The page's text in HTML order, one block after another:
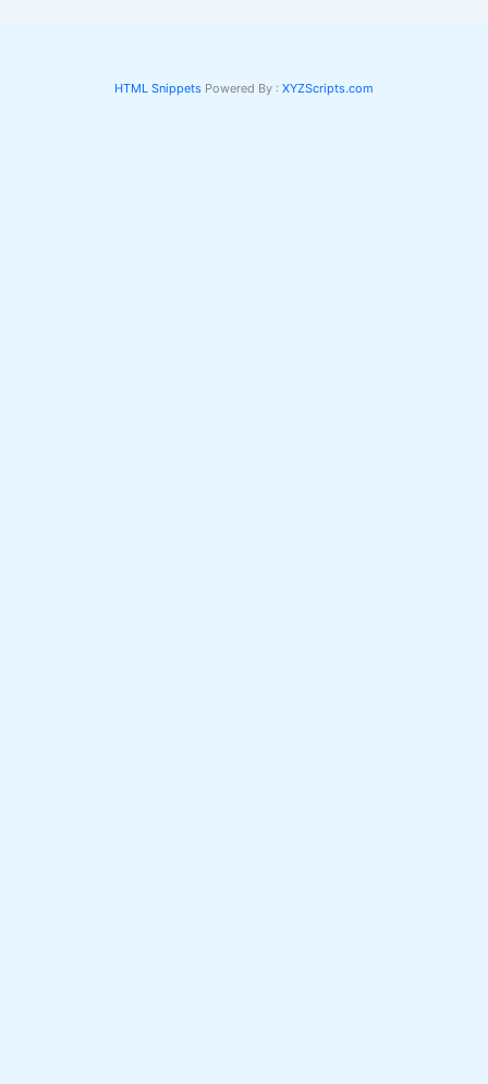
HTML Snippets Powered By : XYZScripts.com